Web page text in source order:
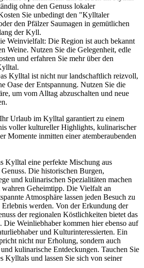
ohne den Genuss lokaler
Sie unbedingt den "Kylltaler
den Pfälzer Saumagen in gemütlichen
der Kyll.
Weinvielfalt: Die Region ist auch bekannt
Weine. Nutzen Sie die Gelegenheit, edle
und erfahren Sie mehr über den
Kylltal ist nicht nur landschaftlich reizvoll,
Oase der Entspannung. Nutzen Sie die
um vom Alltag abzuschalten und neue
Urlaub im Kylltal garantiert zu einem
voller kultureller Highlights, kulinarischer
Momente inmitten einer atemberaubenden
Kylltal eine perfekte Mischung aus
Die historischen Burgen,
und kulinarischen Spezialitäten machen
wahren Geheimtipp. Die Vielfalt an
Atmosphäre lassen jeden Besuch zu
Erlebnis werden. Von der Erkundung der
der regionalen Köstlichkeiten bietet das
Weinliebhaber kommen hier ebenso auf
und Kulturinteressierten. Ein
nicht nur Erholung, sondern auch
kulinarische Entdeckungen. Tauchen Sie
Kylltals und lassen Sie sich von seiner